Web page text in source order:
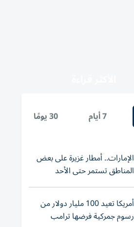
7 أيام 30 يومًا
الإمارات.. أمطار غزيرة على بعض
المناطق تستمر حتى الأحد
أمريكا تعيد 100 مليار دولار من
رسوم جمركية فرضها ترامب